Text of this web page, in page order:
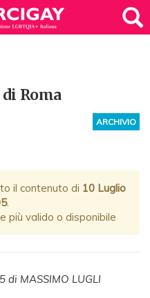
Roma
ARCHIVIO
il contenuto di 10 Luglio
.
più valido o disponibile
di MASSIMO LUGLI